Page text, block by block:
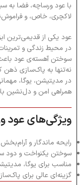
با عود ورساچه، فضا به
لاکچری، خاص، و
عود یکی از قدیمی‌ترین
در محیط زندگی و
سوختن آهسته‌ی عود
نه‌تنها به پاک‌سازی ذهن
در مدیتیشن، یوگا،
همراهی امن و دل‌نشین
ویژگی‌های عود
رایحه ماندگار و آرام‌بخش
سوختن یکنواخت و دود
مناسب برای یوگا،
گزینه‌ای عالی برای